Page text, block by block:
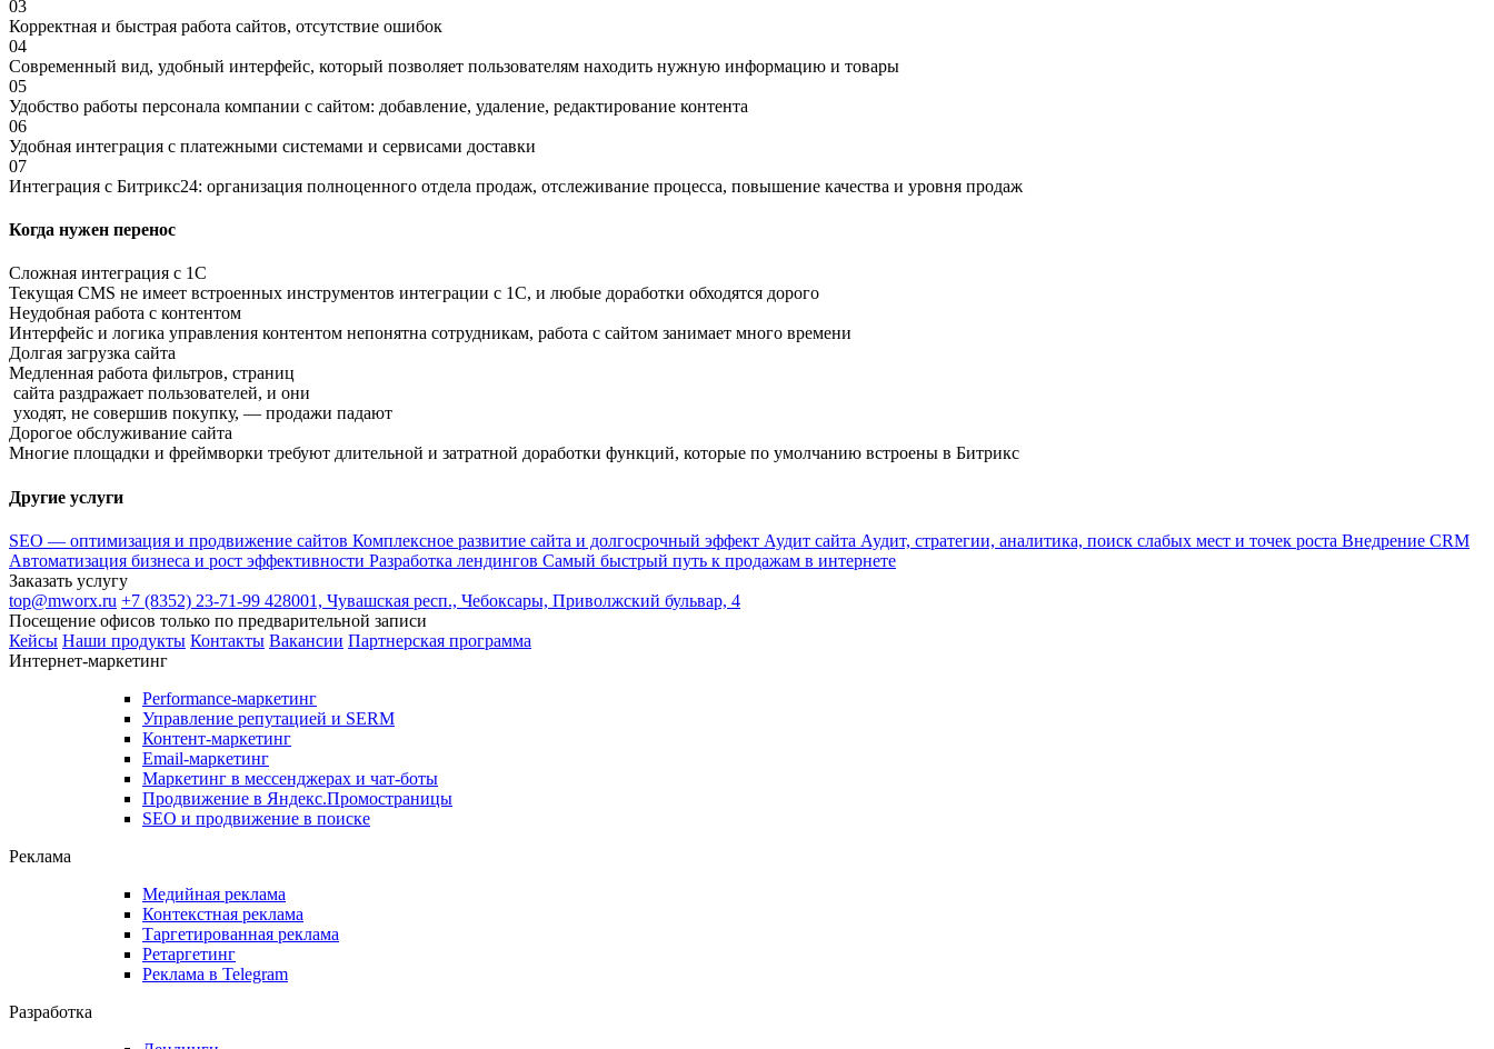
03
Корректная и быстрая работа сайтов, отсутствие ошибок
04
Современный вид, удобный интерфейс, который позволяет пользователям находить нужную информацию и товары
05
Удобство работы персонала компании с сайтом: добавление, удаление, редактирование контента
06
Удобная интеграция с платежными системами и сервисами доставки
07
Интеграция с Битрикс24: организация полноценного отдела продаж, отслеживание процесса, повышение качества и уровня продаж
Когда нужен перенос
Сложная интеграция с 1С
Текущая CMS не имеет встроенных инструментов интеграции с 1С, и любые доработки обходятся дорого
Неудобная работа с контентом
Интерфейс и логика управления контентом непонятна сотрудникам, работа с сайтом занимает много времени
Долгая загрузка сайта
Медленная работа фильтров, страниц
сайта раздражает пользователей, и они
уходят, не совершив покупку, — продажи падают
Дорогое обслуживание сайта
Многие площадки и фреймворки требуют длительной и затратной доработки функций, которые по умолчанию встроены в Битрикс
Другие услуги
SEO — оптимизация и продвижение сайтов Комплексное развитие сайта и долгосрочный эффект Аудит сайта Аудит, стратегии, аналитика, поиск слабых мест и точек роста Внедрение CRM
Автоматизация бизнеса и рост эффективности Разработка лендингов Самый быстрый путь к продажам в интернете
Заказать услугу
top@mworx.ru +7 (8352) 23-71-99 428001, Чувашская респ., Чебоксары, Приволжский бульвар, 4
Посещение офисов только по предварительной записи
Кейсы Наши продукты Контакты Вакансии Партнерская программа
Интернет-маркетинг
Performance-маркетинг
Управление репутацией и SERM
Контент-маркетинг
Email-маркетинг
Маркетинг в мессенджерах и чат-боты
Продвижение в Яндекс.Промостраницы
SEO и продвижение в поиске
Реклама
Медийная реклама
Контекстная реклама
Таргетированная реклама
Ретаргетинг
Реклама в Telegram
Разработка